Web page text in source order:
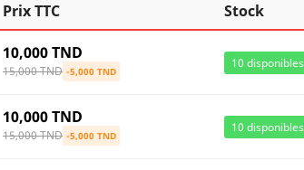
Prix TTC Stock
10,000 TND
15,000 TND -5,000 TND
10 disponibles
10,000 TND
15,000 TND -5,000 TND
10 disponibles